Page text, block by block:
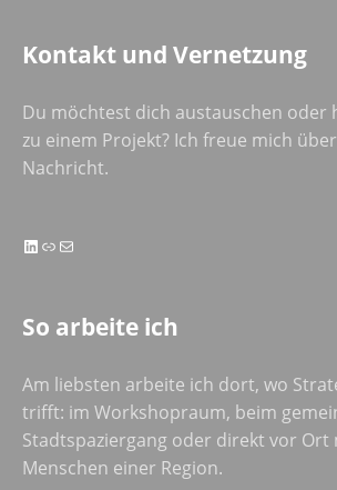
Kontakt und Vernetzung
Du möchtest dich austauschen oder
zu einem Projekt? Ich freue mich
Nachricht.
LinkedIn
LinkE-Mail
So arbeite ich
Am liebsten arbeite ich dort, wo
trifft: im Workshopraum, beim
Stadtspaziergang oder direkt vor Ort
Menschen einer Region.